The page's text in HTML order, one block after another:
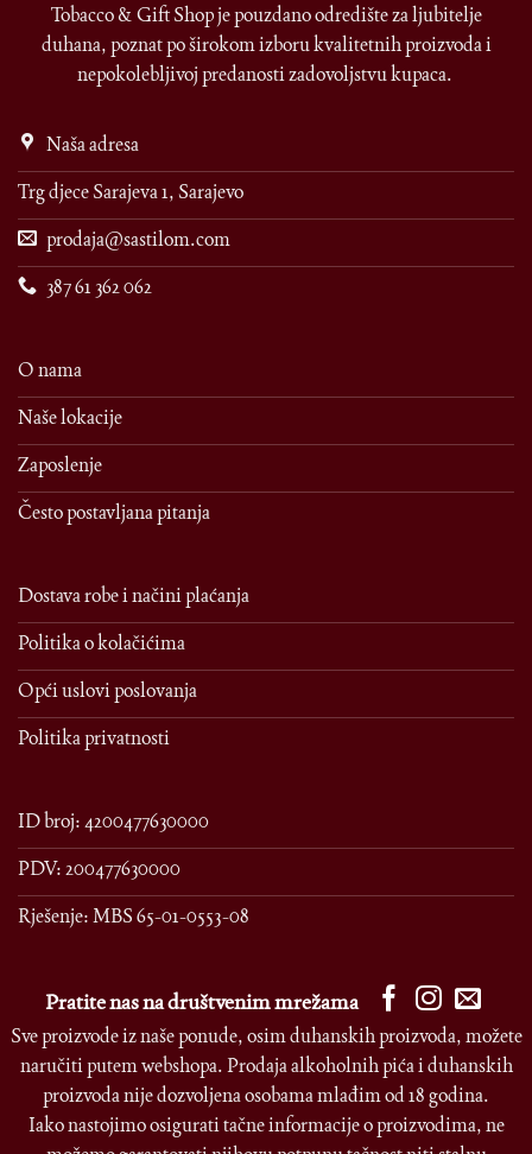
Tobacco & Gift Shop je pouzdano odredište za ljubitelje
duhana, poznat po širokom izboru kvalitetnih proizvoda i
nepokolebljivoj predanosti zadovoljstvu kupaca.
Naša adresa
Trg djece Sarajeva 1, Sarajevo
prodaja@sastilom.com
387 61 362 062
O nama
Naše lokacije
Zaposlenje
Često postavljana pitanja
Dostava robe i načini plaćanja
Politika o kolačićima
Opći uslovi poslovanja
Politika privatnosti
ID broj: 4200477630000
PDV: 200477630000
Rješenje: MBS 65-01-0553-08
Pratite nas na društvenim mrežama
Sve proizvode iz naše ponude, osim duhanskih proizvoda, možete
naručiti putem webshopa. Prodaja alkoholnih pića i duhanskih
proizvoda nije dozvoljena osobama mlađim od 18 godina.
Iako nastojimo osigurati tačne informacije o proizvodima, ne